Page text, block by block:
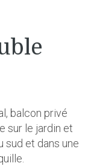
balcon privé
sur le jardin et
sud et dans une